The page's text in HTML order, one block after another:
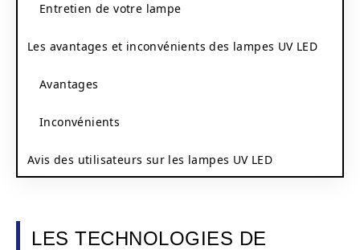
Entretien de votre lampe
Les avantages et inconvénients des lampes UV LED
Avantages
Inconvénients
Avis des utilisateurs sur les lampes UV LED
LES TECHNOLOGIES DE